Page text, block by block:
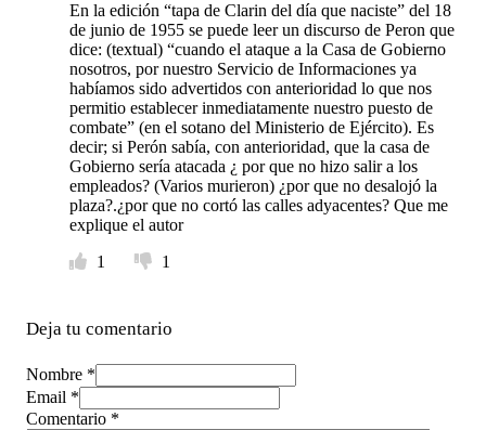
En la edición “tapa de Clarin del día que naciste” del 18
de junio de 1955 se puede leer un discurso de Peron que
dice: (textual) “cuando el ataque a la Casa de Gobierno
nosotros, por nuestro Servicio de Informaciones ya
habíamos sido advertidos con anterioridad lo que nos
permitio establecer inmediatamente nuestro puesto de
combate” (en el sotano del Ministerio de Ejército). Es
decir; si Perón sabía, con anterioridad, que la casa de
Gobierno sería atacada ¿ por que no hizo salir a los
empleados? (Varios murieron) ¿por que no desalojó la
plaza?.¿por que no cortó las calles adyacentes? Que me
explique el autor
1
1
Deja tu comentario
Nombre *
Email *
Comentario *